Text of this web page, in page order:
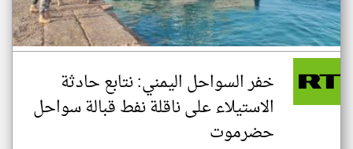
خفر السواحل اليمني: نتابع حادثة
الاستيلاء على ناقلة نفط قبالة سواحل
حضرموت